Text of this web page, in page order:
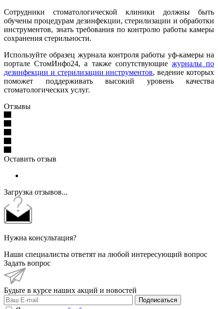
Сотрудники стоматологической клиники должны быть
обучены процедурам дезинфекции, стерилизации и обработки
инструментов, знать требования по контролю работы камеры
сохранения стерильности.
Используйте образец журнала контроля работы уф-камеры на
портале СтомИнфо24, а также сопутствующие журналы по
дезинфекции и стерилизации инструментов, ведение которых
поможет поддерживать высокий уровень качества
стоматологических услуг.
Отзывы
Оставить отзыв
Загрузка отзывов...
Нужна консультация?
Наши специалисты ответят на любой интересующий вопрос
Задать вопрос
Будьте в курсе наших акций и новостей
Подписаться